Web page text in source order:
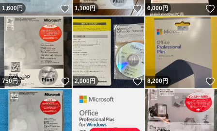
1,600円 いいね！
1,100円 いいね！
6,000円
750円 いいね！
2,000円 いいね！
8,200円